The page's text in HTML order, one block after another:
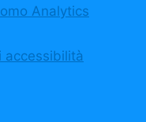
Analytics
accessibilità